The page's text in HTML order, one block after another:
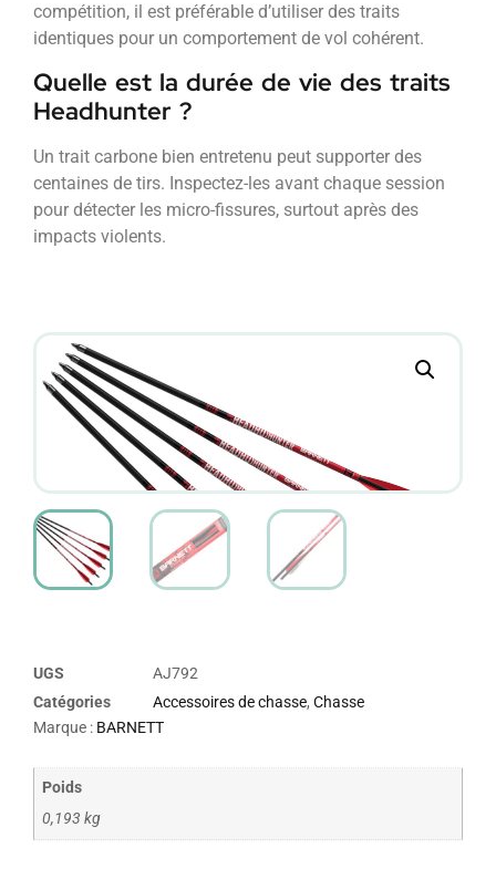
compétition, il est préférable d’utiliser des traits
identiques pour un comportement de vol cohérent.
Quelle est la durée de vie des traits
Headhunter ?
Un trait carbone bien entretenu peut supporter des
centaines de tirs. Inspectez-les avant chaque session
pour détecter les micro-fissures, surtout après des
impacts violents.
UGS
AJ792
Catégories
Accessoires de chasse, Chasse
Marque : BARNETT
Poids
0,193 kg